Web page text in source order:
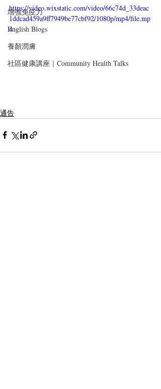
增強免疫力
English Blogs
養顏潤膚
社區健康講座｜Community Health Talks
https://video.wixstatic.com/video/66c74d_33deac
1ddcad459a9ff7949be77cbf92/1080p/mp4/file.mp
4
通告